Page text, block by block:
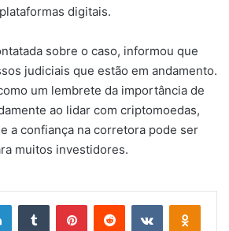
digitais.
sobre o caso, informou que
judiciais que estão em andamento.
um lembrete da importância de
ao lidar com criptomoedas,
a confiança na corretora pode ser
muitos investidores.
LinkedinTumblr PinterestReddit VK OK